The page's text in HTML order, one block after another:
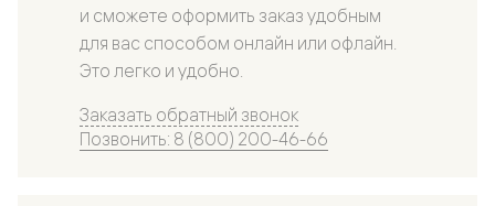
и сможете оформить заказ удобным
для вас способом онлайн или офлайн.
Это легко и удобно.
Заказать обратный звонок
Позвонить: 8 (800) 200-46-66